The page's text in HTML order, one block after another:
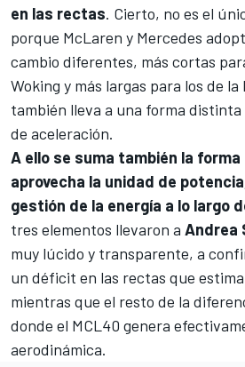
en las rectas. Cierto, no es el
porque McLaren y Mercedes
cambio diferentes, más cortas
Woking y más largas para los de
también lleva a una forma
de aceleración.
A ello se suma también la forma
aprovecha la unidad de
gestión de la energía a lo largo
tres elementos llevaron a Andrea
muy lúcido y transparente, a
un déficit en las rectas que
mientras que el resto de la
donde el MCL40 genera
aerodinámica.